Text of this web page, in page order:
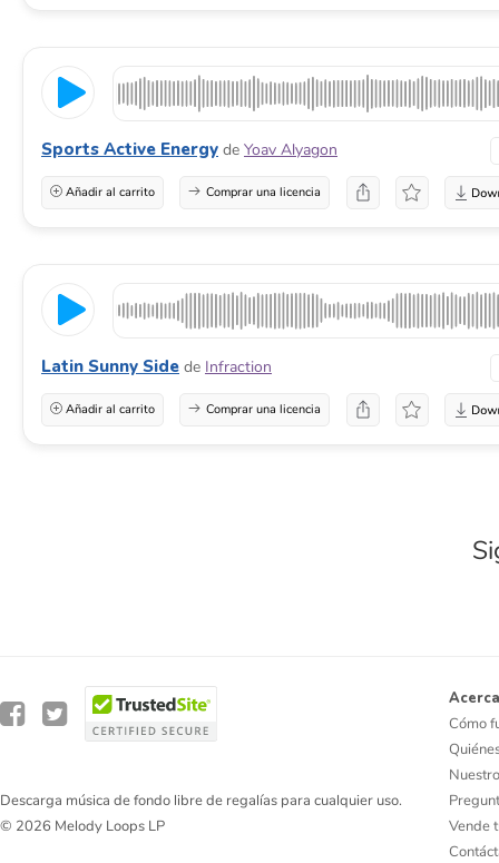
Sports Active Energy de Yoav Alyagon
Añadir al carrito Comprar una licencia
Latin Sunny Side de Infraction
Añadir al carrito Comprar una licencia
Descarga música de fondo libre de regalías para cualquier uso.
© 2026 Melody Loops LP
Cómo
Vende